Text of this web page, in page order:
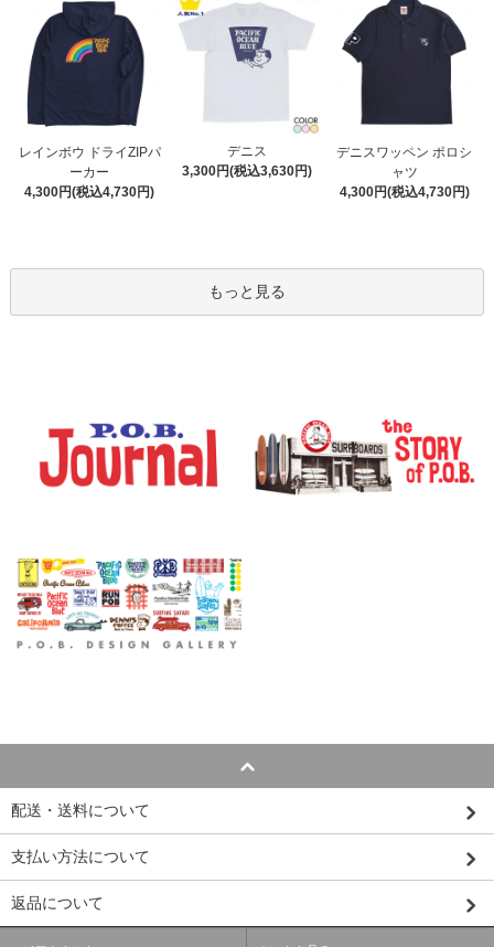
レインボウ ドライZIPパ
ーカー
4,300円(税込4,730円)
デニス
3,300円(税込3,630円)
デニスワッペン ポロシ
ャツ
4,300円(税込4,730円)
もっと見る
配送・送料について
支払い方法について
返品について